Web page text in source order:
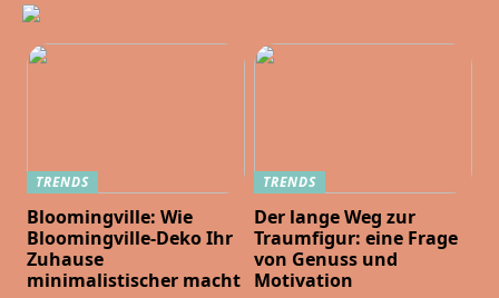
TRENDS
Bloomingville: Wie
Bloomingville-Deko Ihr
Zuhause
minimalistischer macht
TRENDS
Der lange Weg zur
Traumfigur: eine Frage
von Genuss und
Motivation